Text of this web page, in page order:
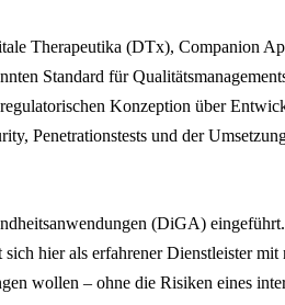
Therapeutika (DTx), Companion
Standard für
Konzeption über
Penetrationstests und der
(DiGA)
hier als erfahrener Dienstleister
wollen – ohne die Risiken eines